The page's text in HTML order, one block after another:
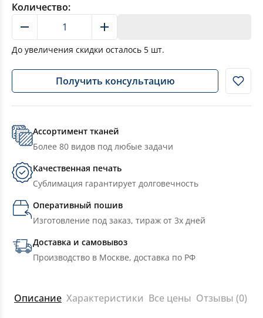
Количество:
До увеличения скидки осталось 5 шт.
Получить консультацию
Ассортимент тканей
Более 80 видов под любые задачи
Качественная печать
Сублимация гарантирует долговечность
Оперативный пошив
Изготовление под заказ, тираж от 3х дней
Доставка и самовывоз
Производство в Москве, доставка по РФ
Описание Характеристики Все цены Отзывы (0)